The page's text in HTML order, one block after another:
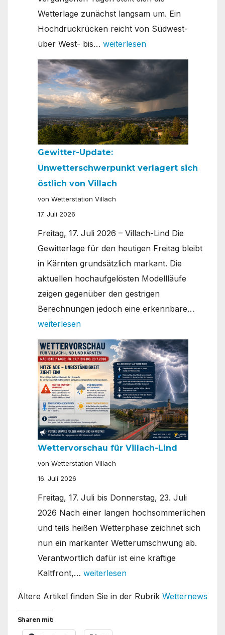
Wetterlage zunächst langsam um. Ein
Hochdruckrücken reicht von Südwest-
über West- bis… 7-
Tage-
Wettertrend
für
Villach
weiterlesen
Gewitter-Update:
Unwetterschwerpunkt verlagert sich
östlich von Villach
von Wetterstation Villach
17. Juli 2026
Freitag, 17. Juli 2026 – Villach-Lind Die
Gewitterlage für den heutigen Freitag bleibt
in Kärnten grundsätzlich markant. Die
aktuellen hochaufgelösten Modellläufe
zeigen gegenüber den gestrigen
Berechnungen jedoch eine erkennbare…
weiterlesen
Wettervorschau für Villach-Lind
von Wetterstation Villach
16. Juli 2026
Freitag, 17. Juli bis Donnerstag, 23. Juli
2026 Nach einer langen hochsommerlichen
und teils heißen Wetterphase zeichnet sich
nun ein markanter Wetterumschwung ab.
Verantwortlich dafür ist eine kräftige
Kaltfront,… Wettervorschau
Villach-
weiterlesen
Ältere Artikel finden Sie in der Rubrik Wetternews
Sharen mit: